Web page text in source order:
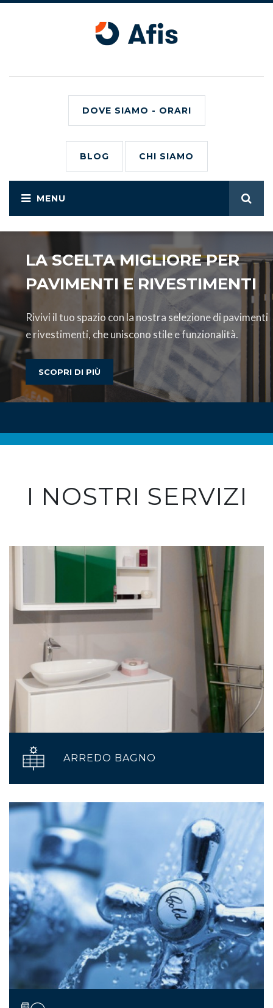
DOVE SIAMO - ORARI
BLOG CHI SIAMO
LA SCELTA MIGLIORE PER
PAVIMENTI E RIVESTIMENTI
Rivivi il tuo spazio con la nostra selezione di pavimenti
e rivestimenti, che uniscono stile e funzionalità.
SCOPRI DI PIÙ
I NOSTRI SERVIZI
ARREDO BAGNO